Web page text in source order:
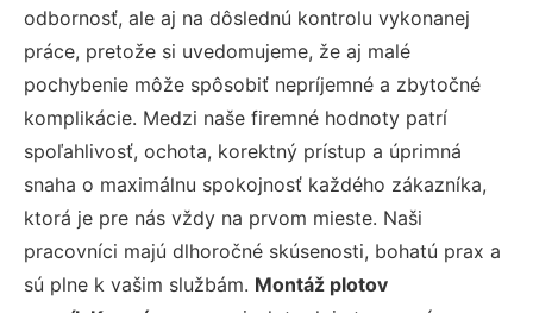
odbornosť, ale aj na dôslednú kontrolu vykonanej
práce, pretože si uvedomujeme, že aj malé
pochybenie môže spôsobiť nepríjemné a zbytočné
komplikácie. Medzi naše firemné hodnoty patrí
spoľahlivosť, ochota, korektný prístup a úprimná
snaha o maximálnu spokojnosť každého zákazníka,
ktorá je pre nás vždy na prvom mieste. Naši
pracovníci majú dlhoročné skúsenosti, bohatú prax a
sú plne k vašim službám. Montáž plotov